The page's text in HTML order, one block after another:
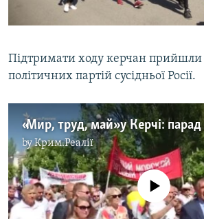
Підтримати ходу керчан прийшли
політичних партій сусідньої Росії.
byКрим.Реалії
No media source